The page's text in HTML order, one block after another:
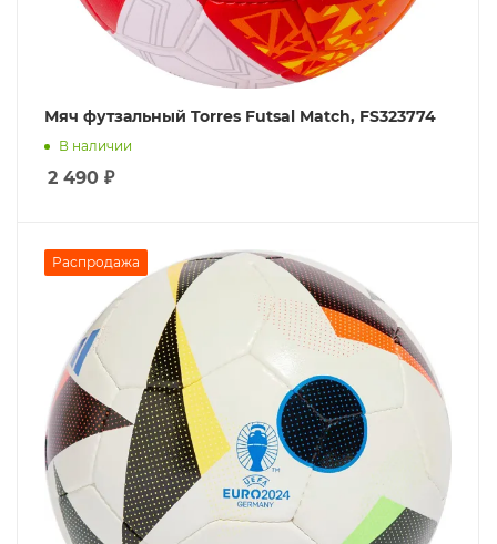
Мяч футзальный Torres Futsal Match, FS323774
В наличии
2 490 ₽
Распродажа